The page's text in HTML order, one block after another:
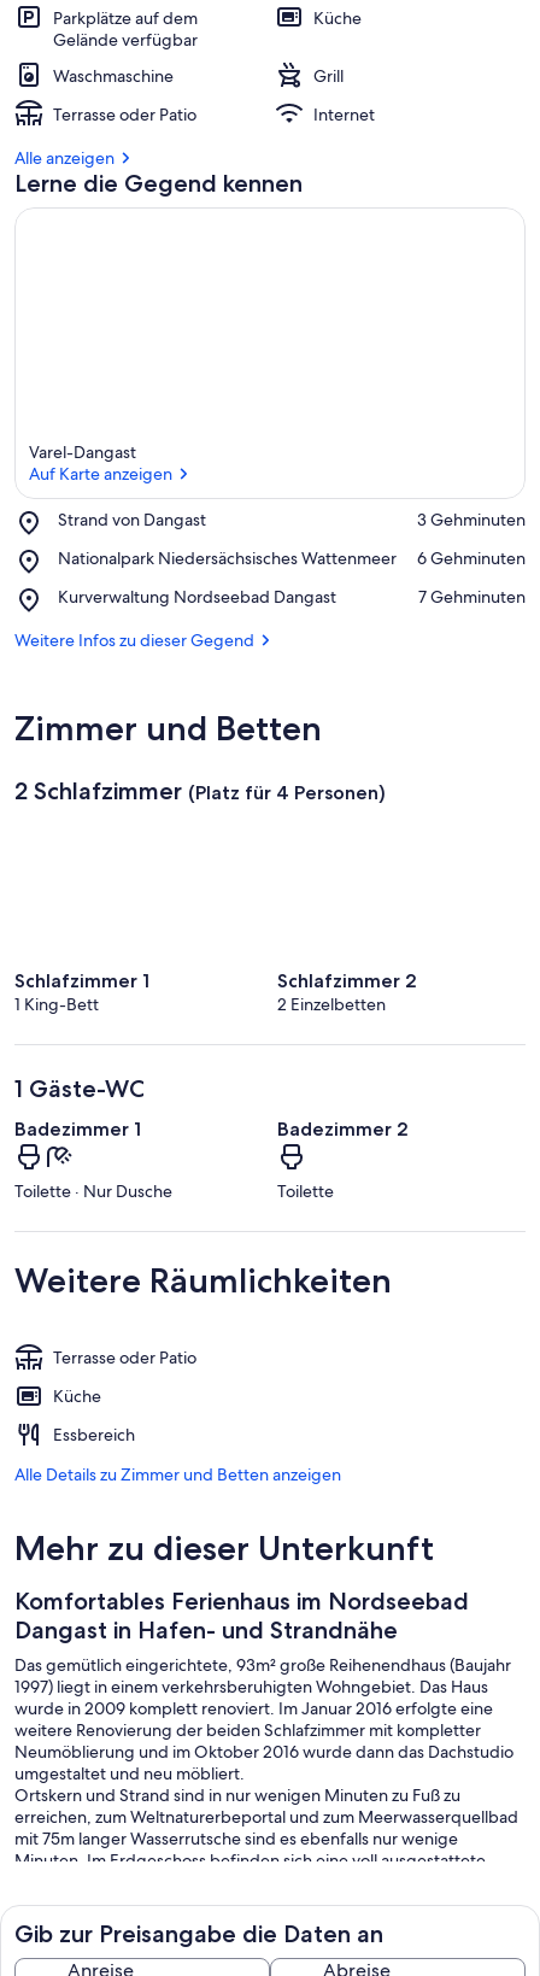
Parkplätze auf dem
Gelände verfügbar
Küche
Waschmaschine
Grill
Terrasse oder Patio
Internet
Alle anzeigen
Lerne die Gegend kennen
Varel-Dangast
Auf Karte anzeigen
Strand von Dangast
Place,
von
‪3 Gehminuten‬
Nationalpark Niedersächsisches Wattenmeer
Place,
Niedersächsisches
‪6 Gehminuten‬
Kurverwaltung Nordseebad Dangast
Place,
Nordseebad
‪7 Gehminuten‬
Weitere Infos zu dieser Gegend
Zimmer und Betten
2 Schlafzimmer (Platz für 4 Personen)
Schlafzimmer 1
1 King-Bett
Schlafzimmer 2
2 Einzelbetten
1 Gäste-WC
Badezimmer 1
Toilette · Nur Dusche
Badezimmer 2
Toilette
Weitere Räumlichkeiten
Terrasse oder Patio
Küche
Essbereich
Alle Details zu Zimmer und Betten anzeigen
Mehr zu dieser Unterkunft
Komfortables Ferienhaus im Nordseebad
Dangast in Hafen- und Strandnähe
Das gemütlich eingerichtete, 93m² große Reihenendhaus (Baujahr
1997) liegt in einem verkehrsberuhigten Wohngebiet. Das Haus
wurde in 2009 komplett renoviert. Im Januar 2016 erfolgte eine
weitere Renovierung der beiden Schlafzimmer mit kompletter
Neumöblierung und im Oktober 2016 wurde dann das Dachstudio
umgestaltet und neu möbliert.
Ortskern und Strand sind in nur wenigen Minuten zu Fuß zu
erreichen, zum Weltnaturerbeportal und zum Meerwasserquellbad
mit 75m langer Wasserrutsche sind es ebenfalls nur wenige
Minuten. Im Erdgeschoss befinden sich eine voll ausgestattete
Terrasse, ein kleiner Abstellraum und ein Gäste-WC im
Eingangsbereich. Im Obergeschoss befinden sich 2 Schlafzimmer(1
Doppelbett/2 Einzelbetten) und ein Bad mit Waschmaschine
(klappbares Kinderbett und Hochstuhl sind vorhanden) Im
Gib zur Preisangabe die Daten an
Anreise Abreise